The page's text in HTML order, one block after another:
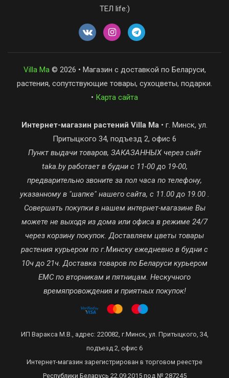
ТЕЛ life:)
Villa Ma © 2026 • Магазин с доставкой по Беларуси,
растения, сопутствующие товары, сухоцветы, подарки.
• Карта сайта
Интернет-магазин растений Villa Ma • г. Минск, ул.
Притыцкого 34, подъезд 2, офис 6
Пункт выдачи товаров, ЗАКАЗАННЫХ через сайт
taka.by работает в будни с 11-00 до 19-00,
предварительно звоните за пол часа по телефону,
указанному в "шапке" нашего сайта, с 11.00 до 19.00 .
Совершать покупки в нашем интернет-магазине Вы
можете не выходя из дома или офиса в режиме 24/7
через корзину покупок. Доставляем цветы товары
растения курьером по г.Минску ежедневно в будни с
10ч до 21ч. Доставка товаров по Беларуси курьером
ЕМС по вторникам и пятницам. Нескучного
времяпровождения и приятных покупок!
ИП Варакса М.В., адрес: 220082, г.Минск, ул. Притыцкого, 34,
подъезд 2, офис 6
Интернет-магазин зарегистрирован в торговом реестре
Республики Беларусь 22.09.2015 под № 287245